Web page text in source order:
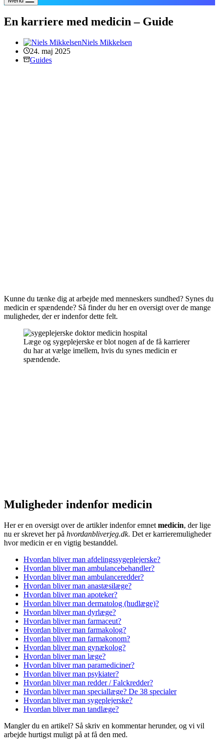
En karriere med medicin – Guide
Niels Mikkelsen
24. maj 2025
Guides
Kunne du tænke dig at arbejde med menneskers sundhed? Synes du
medicin er spændende? Så finder du her en oversigt over de mange
muligheder, der er indenfor dette felt.
Læge og sygeplejerske er blot nogen af de få karrierer
du har at vælge imellem, hvis du synes medicin er
spændende.
Muligheder indenfor medicin
Her er en oversigt over de artikler indenfor emnet medicin, der lige
nu er skrevet her på hvordanbliverjeg.dk. Det er karrieremuligheder
hvor medicin er en vigtig bestanddel.
Hvordan bliver man afdelingssygeplejerske?
Hvordan bliver man ambulancebehandler?
Hvordan bliver man ambulanceredder?
Hvordan bliver man anastæsilæge?
Hvordan bliver man apoteker?
Hvordan bliver man dermatolog (hudlæge)?
Hvordan bliver man dyrlæge?
Hvordan bliver man farmaceut?
Hvordan bliver man farmakolog?
Hvordan bliver man farmakonom?
Hvordan bliver man gynækolog?
Hvordan bliver man læge?
Hvordan bliver man paramediciner?
Hvordan bliver man psykiater?
Hvordan bliver man redder / Falckredder?
Hvordan bliver man speciallæge? De 38 specialer
Hvordan bliver man sygeplejerske?
Hvordan bliver man tandlæge?
Mangler du en artikel? Så skriv en kommentar herunder, og vi vil
arbejde hurtigst muligt på at få den med.